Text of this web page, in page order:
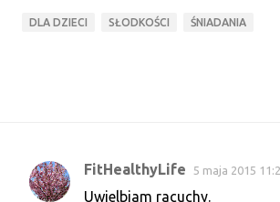
DLA DZIECI SŁODKOŚCI ŚNIADANIA
K
FitHealthyLife 5 maja 2015
Uwielbiam racuchy.